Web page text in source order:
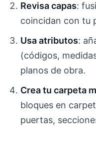
Revisa capas:
coincidan con tu
Usa atributos:
(códigos,
planos de obra.
Crea tu carpeta
bloques en
puertas,